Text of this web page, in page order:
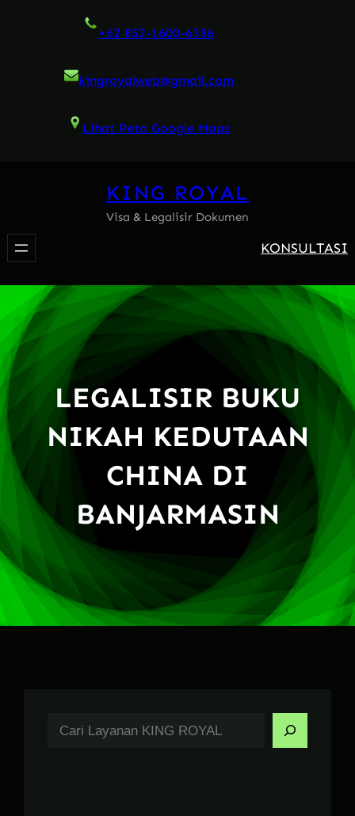
+62 852-1600-6336
kingroyalweb@gmail.com
Lihat Peta Google Maps
KING ROYAL
Visa & Legalisir Dokumen
KONSULTASI
LEGALISIR BUKU
NIKAH KEDUTAAN
CHINA DI
BANJARMASIN